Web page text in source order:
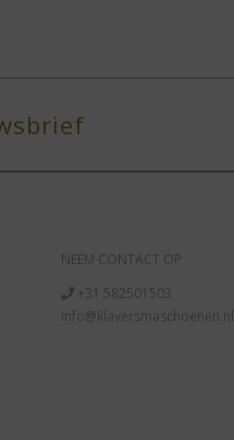
NEEM CONTACT OP
+31 582501503
info@klaversmaschoenen.nl